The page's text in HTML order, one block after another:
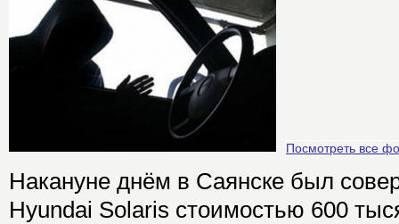
Посмотреть все
Накануне днём в Саянске был
Hyundai Solaris стоимостью 600